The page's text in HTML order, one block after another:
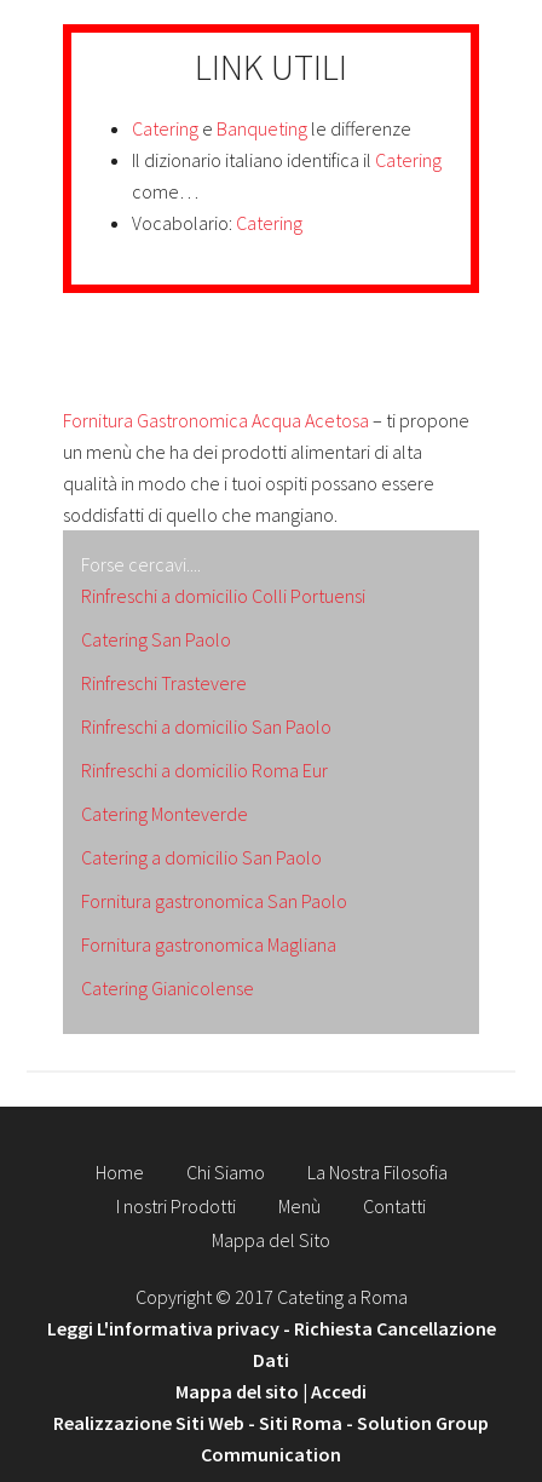
LINK UTILI
Catering e Banqueting le differenze
Il dizionario italiano identifica il Catering
come…
Vocabolario: Catering
Fornitura Gastronomica Acqua Acetosa – ti propone
un menù che ha dei prodotti alimentari di alta
qualità in modo che i tuoi ospiti possano essere
soddisfatti di quello che mangiano.
Forse cercavi....
Rinfreschi a domicilio Colli Portuensi
Catering San Paolo
Rinfreschi Trastevere
Rinfreschi a domicilio San Paolo
Rinfreschi a domicilio Roma Eur
Catering Monteverde
Catering a domicilio San Paolo
Fornitura gastronomica San Paolo
Fornitura gastronomica Magliana
Catering Gianicolense
Home Chi Siamo
La Nostra Filosofia
I nostri Prodotti
Menù
Contatti
Mappa del Sito
Copyright © 2017 Cateting a Roma
Leggi L'informativa privacy- Richiesta Cancellazione
Dati
Mappa del sito | Accedi
Realizzazione Siti Web - Siti Roma - Solution Group
Communication